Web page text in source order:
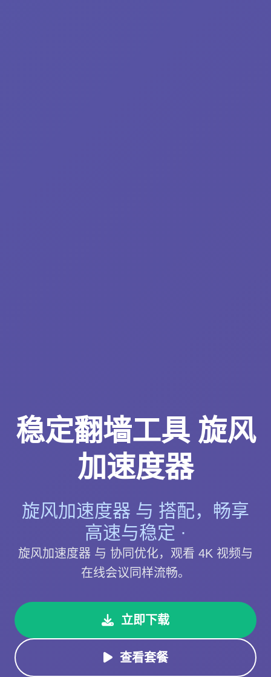
稳定翻墙工具 旋风
加速度器
旋风加速度器 与 搭配，畅享
高速与稳定 ·
旋风加速度器 与 协同优化，观看 4K 视频与
在线会议同样流畅。
立即下载
查看套餐